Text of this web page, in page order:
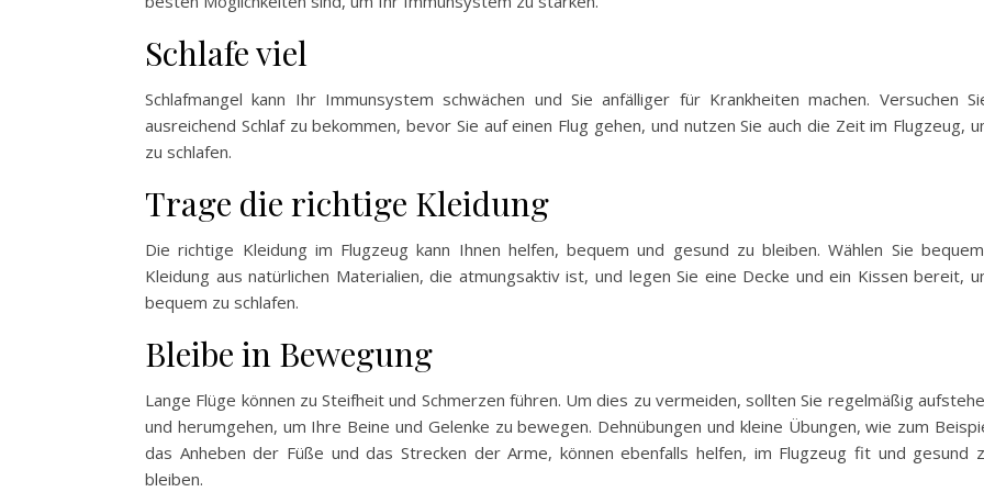
Schlafe viel
Schlafmangel kann Ihr Immunsystem schwächen und Sie anfälliger für Krankheiten machen. Versuchen
ausreichend Schlaf zu bekommen, bevor Sie auf einen Flug gehen, und nutzen Sie auch die Zeit im Flugzeug,
zu schlafen.
Trage die richtige Kleidung
Die richtige Kleidung im Flugzeug kann Ihnen helfen, bequem und gesund zu bleiben. Wählen Sie
Kleidung aus natürlichen Materialien, die atmungsaktiv ist, und legen Sie eine Decke und ein Kissen bereit,
bequem zu schlafen.
Bleibe in Bewegung
Lange Flüge können zu Steifheit und Schmerzen führen. Um dies zu vermeiden, sollten Sie regelmäßig
und herumgehen, um Ihre Beine und Gelenke zu bewegen. Dehnübungen und kleine Übungen, wie zum
das Anheben der Füße und das Strecken der Arme, können ebenfalls helfen, im Flugzeug fit und gesund
bleiben.